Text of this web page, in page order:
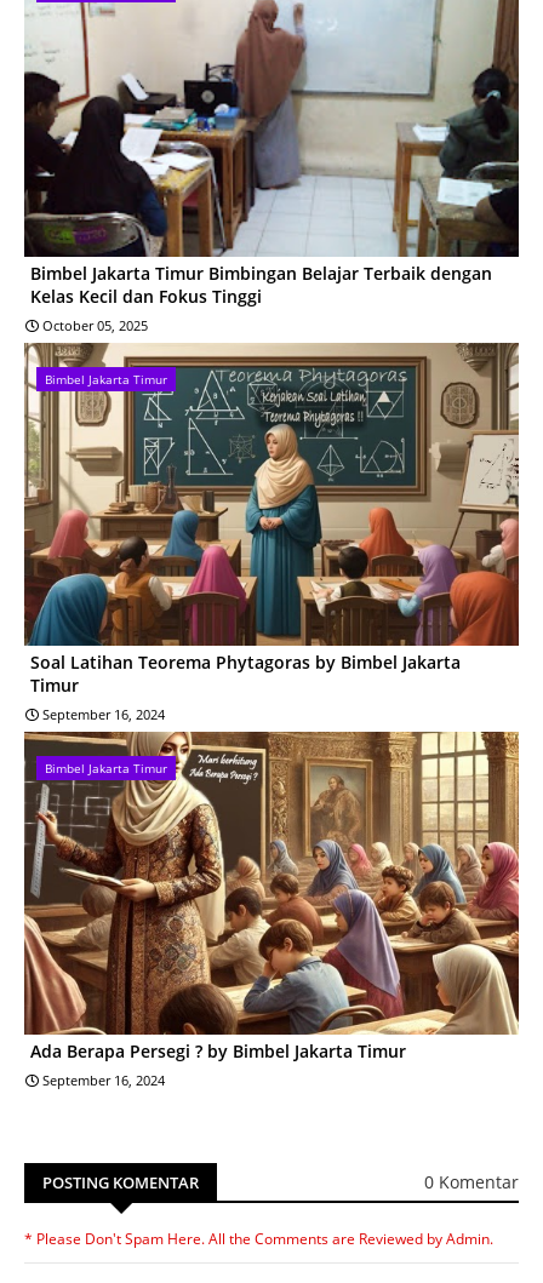
Bimbel Jakarta Timur Bimbingan Belajar Terbaik dengan
Kelas Kecil dan Fokus Tinggi
October 05, 2025
Bimbel Jakarta Timur
Soal Latihan Teorema Phytagoras by Bimbel Jakarta
Timur
September 16, 2024
Bimbel Jakarta Timur
Ada Berapa Persegi ? by Bimbel Jakarta Timur
September 16, 2024
POSTING KOMENTAR 0 Komentar
* Please Don't Spam Here. All the Comments are Reviewed by Admin.